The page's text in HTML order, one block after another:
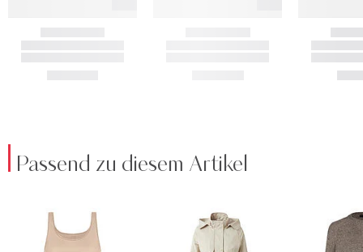
Passend zu diesem Artikel